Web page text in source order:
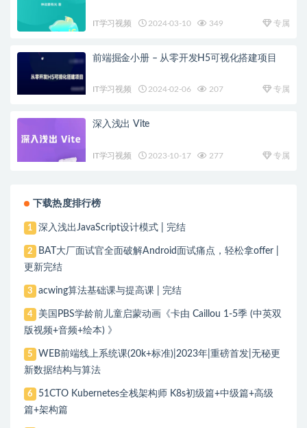
IT学习视频 2024-03-10 349 专属
前端掘金小册 – 从零开发H5可视化搭建项目
IT学习视频 2024-02-06 207 专属
深入浅出 Vite
IT学习视频 2023-10-17 277 专属
下载热度排行榜
1 深入浅出JavaScript设计模式 | 完结
2
BAT大厂面试官全面破解Android面试痛点，轻松拿offer |
更新完结
3 acwing算法基础课与提高课 | 完结
4
美国PBS学龄前儿童启蒙动画《卡由 Caillou 1-5季 (中英双
版视频+音频+绘本) 》
5
WEB前端线上系统课(20k+标准)|2023年|重磅首发|无秘更
新数据结构与算法
6
51CTO Kubernetes全栈架构师 K8s初级篇+中级篇+高级
篇+架构篇